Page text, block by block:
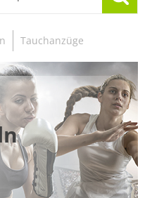
Tauchanzüge